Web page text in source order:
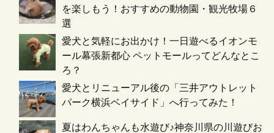
を楽しもう！おすすめの動物園・観光牧場６
選
愛犬と気軽にお出かけ！一日遊べるイオンモ
ール幕張新都心 ペットモールってどんなとこ
ろ？
愛犬とリニューアル後の「三井アウトレット
パーク横浜ベイサイド」へ行ってみた！
夏はわんちゃんも水遊び♪神奈川県の川遊びお